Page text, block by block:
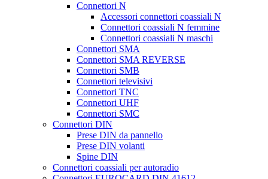
Connettori N
Accessori connettori coassiali N
Connettori coassiali N femmine
Connettori coassiali N maschi
Connettori SMA
Connettori SMA REVERSE
Connettori SMB
Connettori televisivi
Connettori TNC
Connettori UHF
Connettori SMC
Connettori DIN
Prese DIN da pannello
Prese DIN volanti
Spine DIN
Connettori coassiali per autoradio